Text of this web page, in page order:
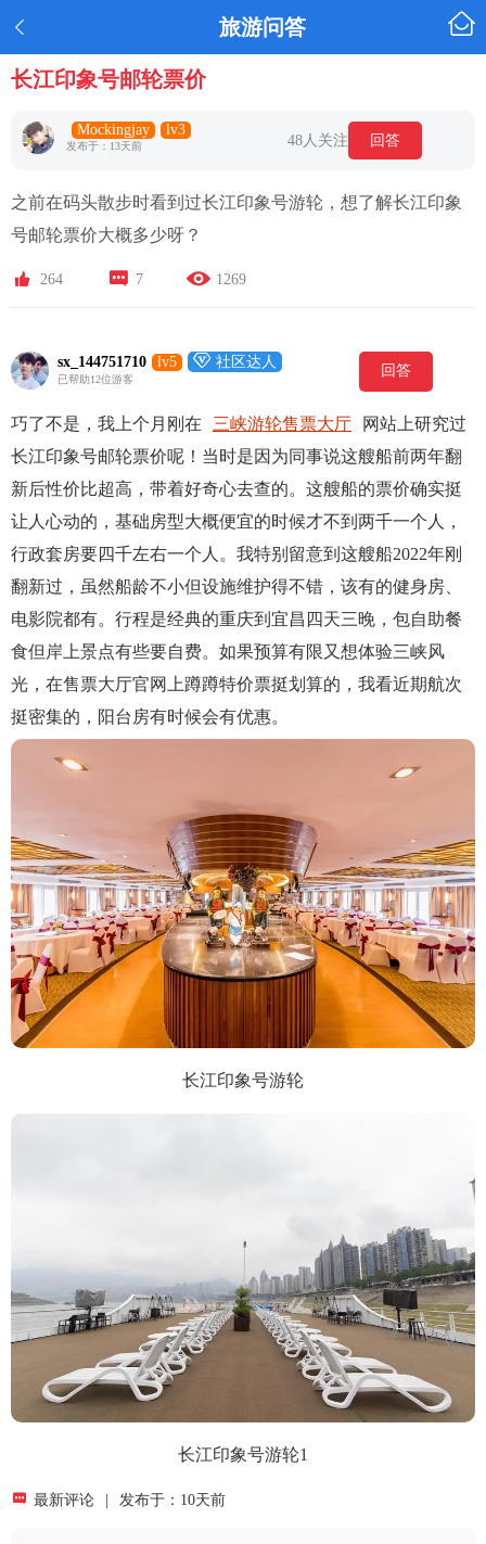
 旅游问答 
长江印象号邮轮票价
Mockingjay lv3
发布于：13天前 48人关注 回答
之前在码头散步时看到过长江印象号游轮，想了解长江印象
号邮轮票价大概多少呀？
 264  7  1269
sx_144751710 lv5  社区达人
已帮助12位游客
回答
巧了不是，我上个月刚在 三峡游轮售票大厅
网站上研究过
长江印象号邮轮票价呢！当时是因为同事说这艘船前两年翻
新后性价比超高，带着好奇心去查的。这艘船的票价确实挺
让人心动的，基础房型大概便宜的时候才不到两千一个人，
行政套房要四千左右一个人。我特别留意到这艘船2022年刚
翻新过，虽然船龄不小但设施维护得不错，该有的健身房、
电影院都有。行程是经典的重庆到宜昌四天三晚，包自助餐
食但岸上景点有些要自费。如果预算有限又想体验三峡风
光，在售票大厅官网上蹲蹲特价票挺划算的，我看近期航次
挺密集的，阳台房有时候会有优惠。
长江印象号游轮
长江印象号游轮1
 最新评论 发布于：10天前